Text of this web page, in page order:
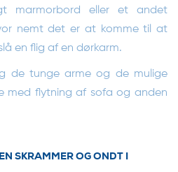
marmorbord eller et andet
nemt det er at komme til at
en flig af en dørkarm.
de tunge arme og de mulige
med flytning af sofa og anden
SKRAMMER OG ONDT I